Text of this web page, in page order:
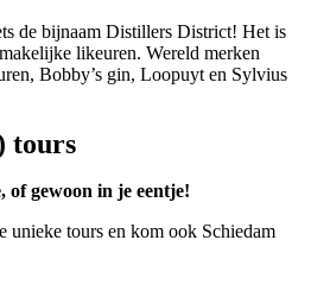
de bijnaam Distillers District! Het is
likeuren. Wereld merken
Bobby’s gin, Loopuyt en Sylvius
tours
of gewoon in je eentje!
unieke tours en kom ook Schiedam